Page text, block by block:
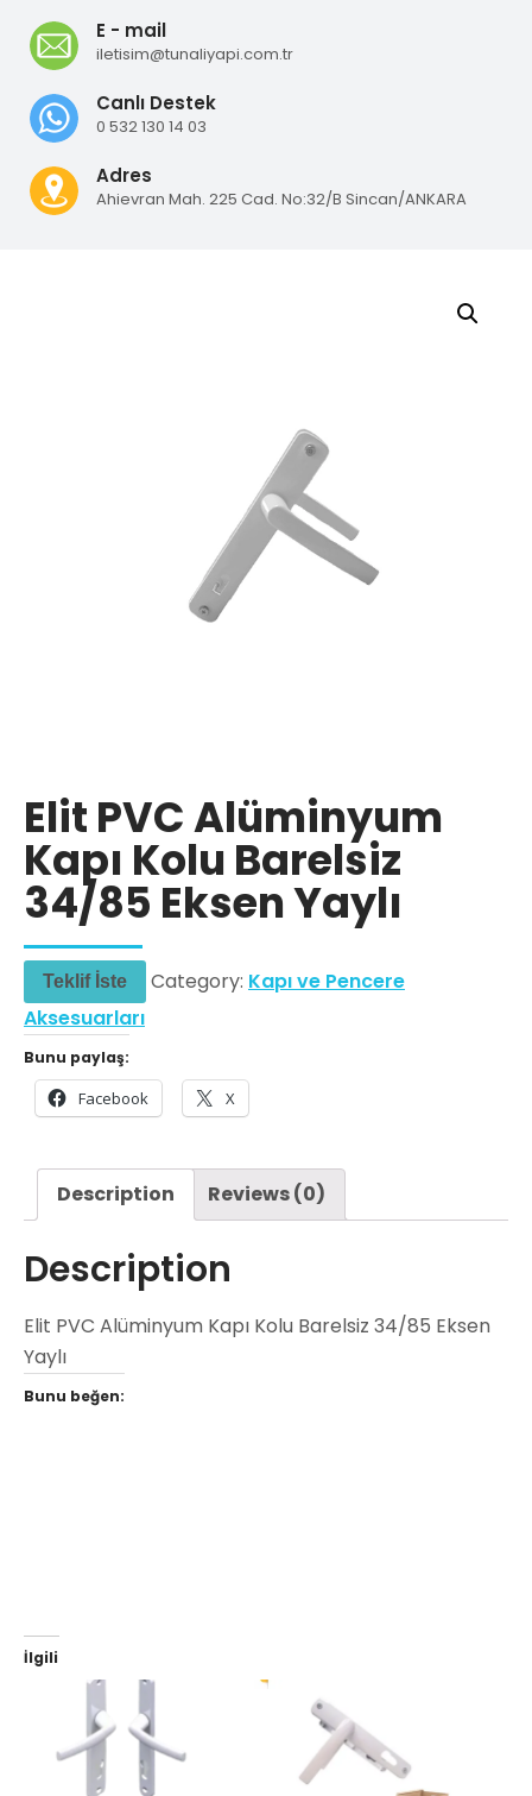
E - mail
iletisim@tunaliyapi.com.tr
Canlı Destek
0 532 130 14 03
Adres
Ahievran Mah. 225 Cad. No:32/B Sincan/ANKARA
Elit PVC Alüminyum
Kapı Kolu Barelsiz
34/85 Eksen Yaylı
Teklif İste Category: Kapı ve Pencere
Aksesuarları
Bunu paylaş:
Facebook X
Description Reviews (0)
Description
Elit PVC Alüminyum Kapı Kolu Barelsiz 34/85 Eksen
Yaylı
Bunu beğen:
İlgili